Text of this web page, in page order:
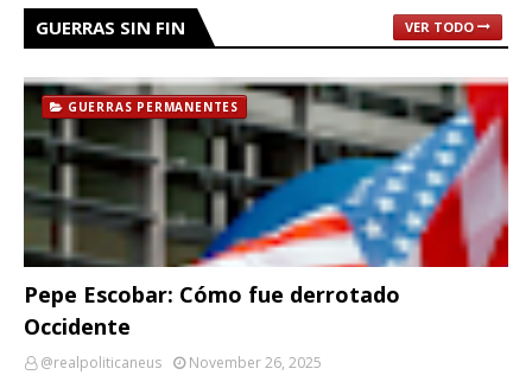
GUERRAS SIN FIN VER TODO
GUERRAS PERMANENTES
Pepe Escobar: Cómo fue derrotado
Occidente
@realpoliticaneus
November 26, 2025